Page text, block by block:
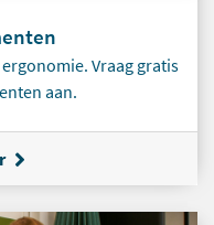
Vraag gratis
aan.